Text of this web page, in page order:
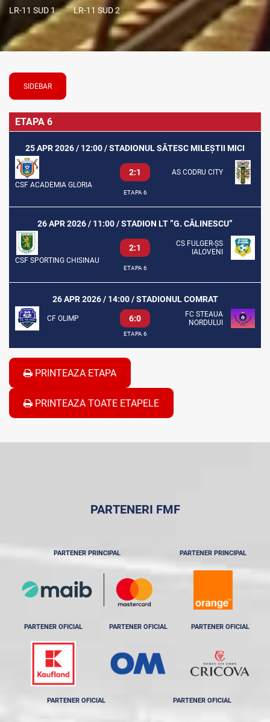
LR-11 SUD 1 LR-11 SUD 2
SIDEBAR
ETAPA 6
25 APR 2026 / 12:00 / STADIONUL SĂTESC MILEȘTII MICI
CSF ACADEMIA GLORIA
2:1 AS CODRU CITY
ETAPA 6
26 APR 2026 / 11:00 / STADION LT ”G. CĂLINESCU”
CSF SPORTING CHISINAU
2:1
CS FULGER-ȘS
IALOVENI
ETAPA 6
26 APR 2026 / 14:00 / STADIONUL COMRAT
CF OLIMP 6:0
FC STEAUA
NORDULUI
ETAPA 6
PRINTEAZA ETAPA
PRINTEAZA TOATE ETAPELE
PARTENERI FMF
PARTENER PRINCIPAL PARTENER PRINCIPAL
PARTENER OFICIAL PARTENER OFICIAL PARTENER OFICIAL
PARTENER OFICIAL PARTENER OFICIAL